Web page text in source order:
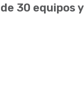
30 equipos y